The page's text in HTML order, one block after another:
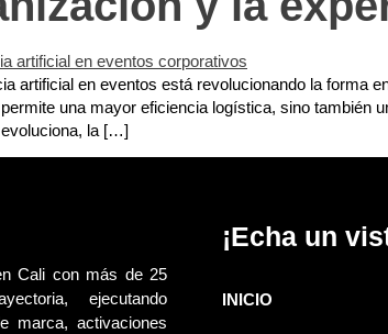
artificial en eventos está revolucionando la forma
una mayor eficiencia logística, sino también
la […]
Cali con más de 25
ejecutando
marca, activaciones
¡Echa un
INICIO